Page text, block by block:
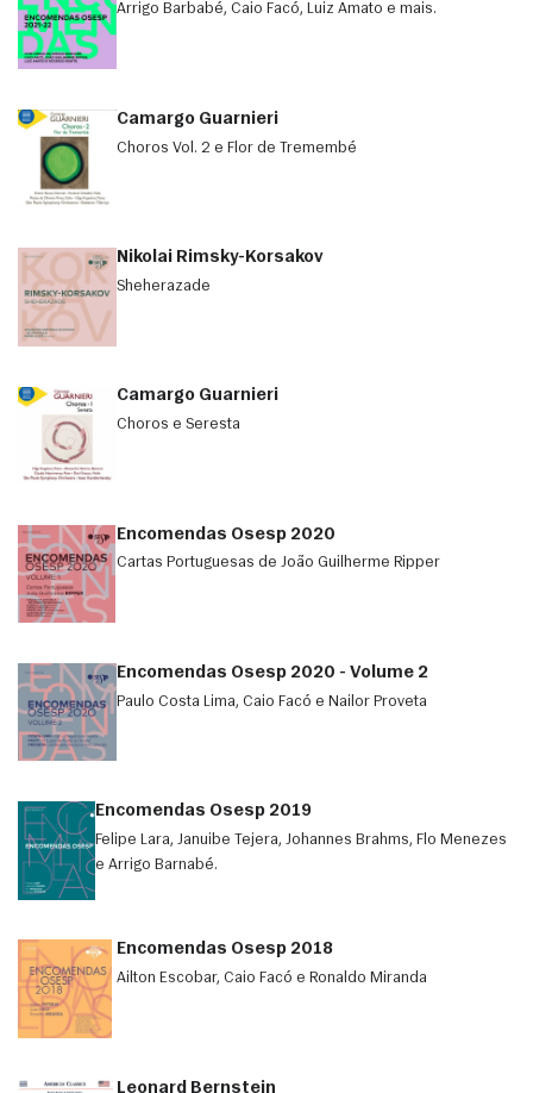
Arrigo Barbabé, Caio Facó, Luiz Amato e mais.
Camargo Guarnieri
Choros Vol. 2 e Flor de Tremembé
Nikolai Rimsky-Korsakov
Sheherazade
Camargo Guarnieri
Choros e Seresta
Encomendas Osesp 2020
Cartas Portuguesas de João Guilherme Ripper
Encomendas Osesp 2020 - Volume 2
Paulo Costa Lima, Caio Facó e Nailor Proveta
Encomendas Osesp 2019
Felipe Lara, Januibe Tejera, Johannes Brahms, Flo Menezes
e Arrigo Barnabé.
Encomendas Osesp 2018
Ailton Escobar, Caio Facó e Ronaldo Miranda
Leonard Bernstein